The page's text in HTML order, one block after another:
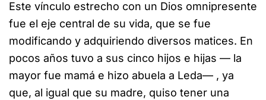
Este vínculo estrecho con un Dios omnipresente
fue el eje central de su vida, que se fue
modificando y adquiriendo diversos matices. En
pocos años tuvo a sus cinco hijos e hijas — la
mayor fue mamá e hizo abuela a Leda— , ya
que, al igual que su madre, quiso tener una